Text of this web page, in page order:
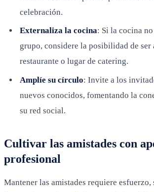
celebración.
Externaliza la cocina: Si la cocina
grupo, considere la posibilidad de
restaurante o lugar de catering.
Amplíe su círculo: Invite a los
nuevos conocidos, fomentando la
su red social.
Cultivar las amistades con
profesional
Mantener las amistades requiere esfuerzo,